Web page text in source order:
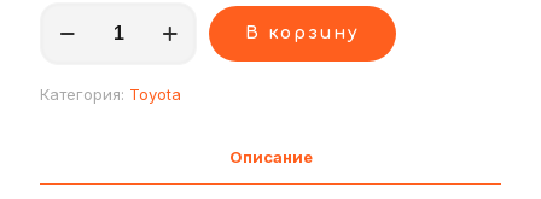
товара
для
В корзину
Категория: Toyota
Описание